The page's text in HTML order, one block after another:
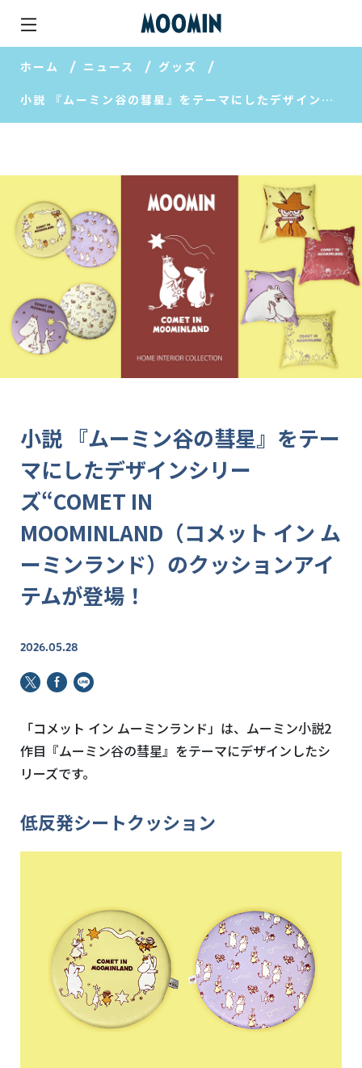
ホーム ニュース グッズ
小説 『ムーミン谷の彗星』をテーマにしたデザインシリーズ“COMET IN MOOMINLAND（コメット イン ムーミンランド）のクッションアイテムが登場！
小説 『ムーミン谷の彗星』をテー
マにしたデザインシリー
ズ“COMET IN
MOOMINLAND（コメット イン ム
ーミンランド）のクッションアイ
テムが登場！
2026.05.28
「コメット イン ムーミンランド」は、ムーミン小説2
作目『ムーミン谷の彗星』をテーマにデザインしたシ
リーズです。
低反発シートクッション